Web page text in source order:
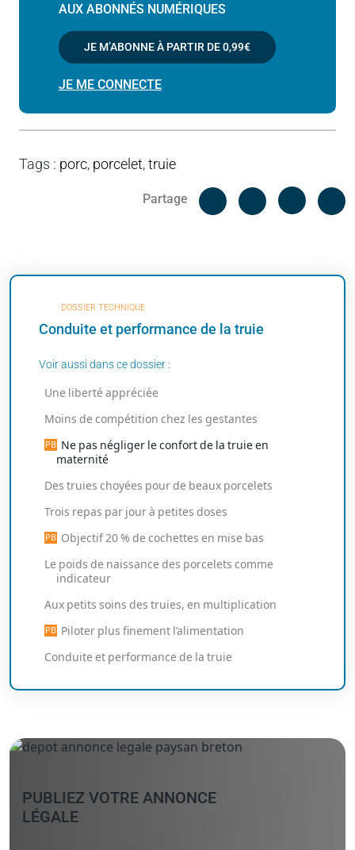
AUX ABONNÉS NUMÉRIQUES
JE M’ABONNE À PARTIR DE0,99€
JE ME CONNECTE
Tags : porc, porcelet,truie
Partage
Facebook
DOSSIER TECHNIQUE
Conduite et performance de la truie
Voir aussi dans ce dossier :
Une liberté appréciée
Moins de compétition chez les gestantes
Ne pas négliger le confort de la truie en
maternité
Des truies choyées pour de beaux porcelets
Trois repas par jour à petites doses
Objectif 20 % de cochettes en mise bas
Le poids de naissance des porcelets comme
indicateur
Aux petits soins des truies, en multiplication
Piloter plus finement l’alimentation
Conduite et performance de la truie
PUBLIEZ VOTRE ANNONCE
LÉGALE